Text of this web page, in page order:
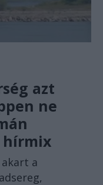
azt
ne
hírmix
a